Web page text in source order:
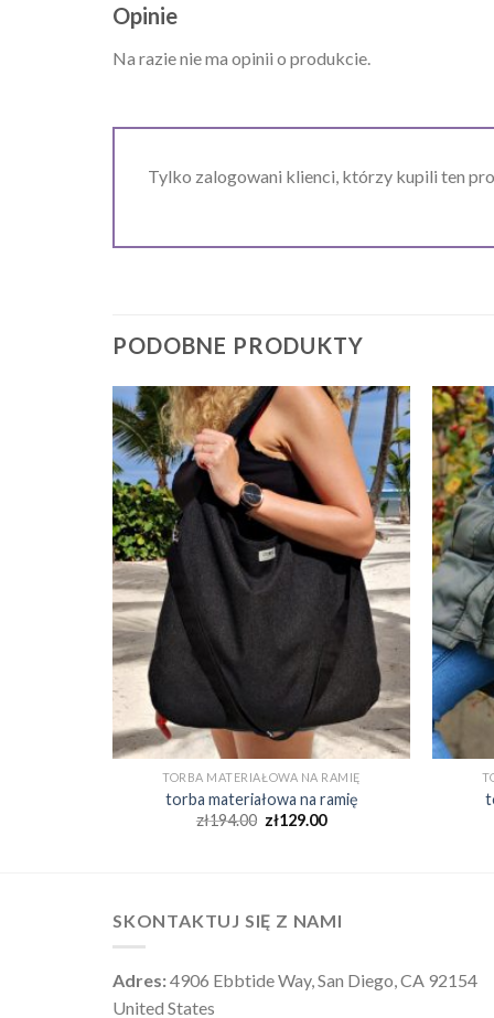
Opinie
Na razie nie ma opinii o produkcie.
Tylko zalogowani klienci, którzy kupili ten
PODOBNE PRODUKTY
TORBA MATERIAŁOWA NA RAMIĘ
torba materiałowa na ramię
zł194.00 zł129.00
SKONTAKTUJ SIĘ Z NAMI
Adres:4906 Ebbtide Way, San Diego, CA 92154
United States